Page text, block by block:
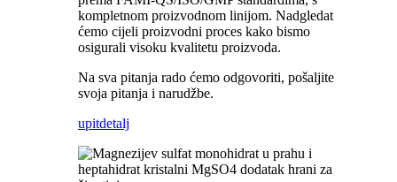
kompletnom proizvodnom linijom. Nadgledat
ćemo cijeli proizvodni proces kako bismo
osigurali visoku kvalitetu proizvoda.
Na sva pitanja rado ćemo odgovoriti, pošaljite
svoja pitanja i narudžbe.
upitdetalj